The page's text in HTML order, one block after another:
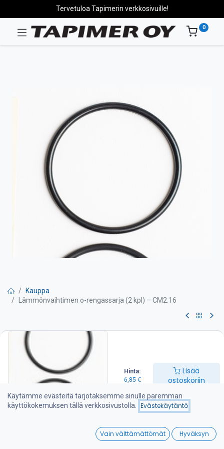
Hinta:
6,85 €
Lisää
ostoskoriin
Wishlist
Tervetuloa Tapimerin verkkosivuille!
0
Kauppa
Lämmönvaihtimen o-rengassarja (2 kpl) – CM2.16
Lämmönvaihtimen o-
rengassarja (2 kpl) – CM2.16
Lisää ostoskoriin
Käytämme evästeitä tarjotaksemme sinulle paremman
käyttökokemuksen tällä verkkosivustolla.
Evästekäytäntö
Vain välttämättömät Hyväksyn